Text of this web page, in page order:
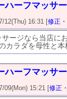
ハーフマッサ
12(Thu) 16:31 [修正
サージなら当店に
カラダを母性と本
ハーフマッサ
09(Mon) 15:21 [修正